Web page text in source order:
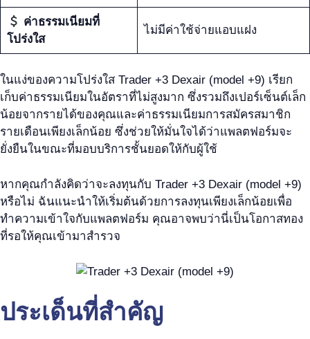
ค่าธรรมเนียมที่
โปร่งใส
ไม่มีค่าใช้จ่ายแอบแฝง
ในแง่ของความโปร่งใส Trader +3 Dexair (model +9) เรียก
เก็บค่าธรรมเนียมในอัตราที่ไม่สูงมาก ซึ่งรวมถึงเปอร์เซ็นต์เล็ก
น้อยจากรายได้ของคุณและค่าธรรมเนียมการสมัครสมาชิก
รายเดือนเพียงเล็กน้อย ซึ่งช่วยให้มั่นใจได้ว่าแพลตฟอร์มจะ
ยั่งยืนในขณะที่มอบบริการชั้นยอดให้กับผู้ใช้
หากคุณกำลังคิดว่าจะลงทุนกับ Trader +3 Dexair (model +9)
หรือไม่ ฉันแนะนำให้เริ่มต้นด้วยการลงทุนเพียงเล็กน้อยเพื่อ
ทำความเข้าใจกับแพลตฟอร์ม คุณอาจพบว่านี่เป็นโอกาสทอง
ที่รอให้คุณเข้ามาสำรวจ
ประเด็นที่สำคัญ